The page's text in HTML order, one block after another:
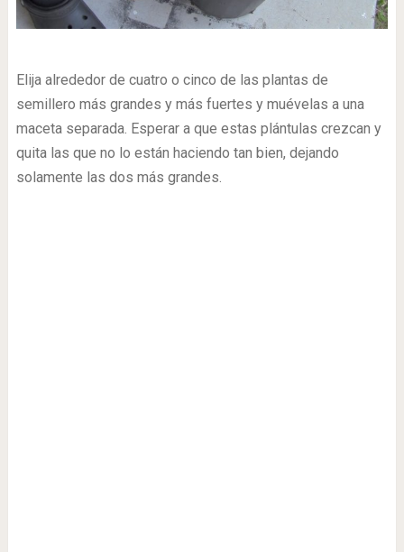
Elija alrededor de cuatro o cinco de las plantas de
semillero más grandes y más fuertes y muévelas a una
maceta separada. Esperar a que estas plántulas crezcan y
quita las que no lo están haciendo tan bien, dejando
solamente las dos más grandes.